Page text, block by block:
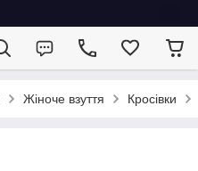
Жіноче взуття Кросівки